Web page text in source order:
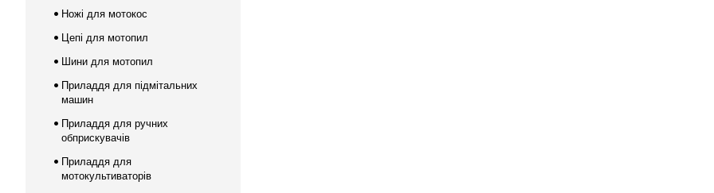
Ножі для мотокос
Цепі для мотопил
Шини для мотопил
Приладдя для підмітальних
машин
Приладдя для ручних
обприскувачів
Приладдя для
мотокультиваторів